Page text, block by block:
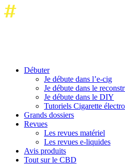
Débuter
Je débute dans l’e-cig
Je débute dans le
Je débute dans le DIY
Tutoriels Cigarette
Grands dossiers
Revues
Les revues matériel
Les revues e-liquides
Avis produits
Tout sur le CBD